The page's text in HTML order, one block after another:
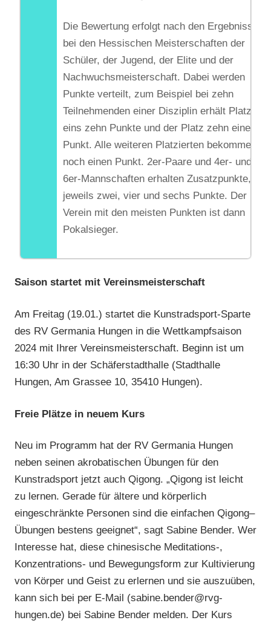
Die Bewertung erfolgt nach den Ergebnissen
bei den Hessischen Meisterschaften der
Schüler, der Jugend, der Elite und der
Nachwuchsmeisterschaft. Dabei werden
Punkte verteilt, zum Beispiel bei zehn
Teilnehmenden einer Disziplin erhält Platz
eins zehn Punkte und der Platz zehn einen
Punkt. Alle weiteren Platzierten bekommen
noch einen Punkt. 2er-Paare und 4er- und
6er-Mannschaften erhalten Zusatzpunkte,
jeweils zwei, vier und sechs Punkte. Der
Verein mit den meisten Punkten ist dann
Pokalsieger.
Saison startet mit Vereinsmeisterschaft
Am Freitag (19.01.) startet die Kunstradsport-Sparte
des RV Germania Hungen in die Wettkampfsaison
2024 mit Ihrer Vereinsmeisterschaft. Beginn ist um
16:30 Uhr in der Schäferstadthalle (Stadthalle
Hungen, Am Grassee 10, 35410 Hungen).
Freie Plätze in neuem Kurs
Neu im Programm hat der RV Germania Hungen
neben seinen akrobatischen Übungen für den
Kunstradsport jetzt auch Qigong. „Qigong ist leicht
zu lernen. Gerade für ältere und körperlich
eingeschränkte Personen sind die einfachen Qigong–
Übungen bestens geeignet“, sagt Sabine Bender. Wer
Interesse hat, diese chinesische Meditations-,
Konzentrations- und Bewegungsform zur Kultivierung
von Körper und Geist zu erlernen und sie auszuüben,
kann sich bei per E-Mail (sabine.bender@rvg-
hungen.de) bei Sabine Bender melden. Der Kurs